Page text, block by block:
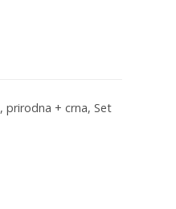
,prirodna + crna,Set